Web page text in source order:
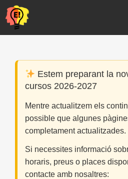
Vés
al
contingut
Estem preparant la
cursos 2026-2027
Mentre actualitzem els
possible que algunes
completament actualitzades.
Si necessites informació
horaris, preus o places
contacte amb nosaltres: